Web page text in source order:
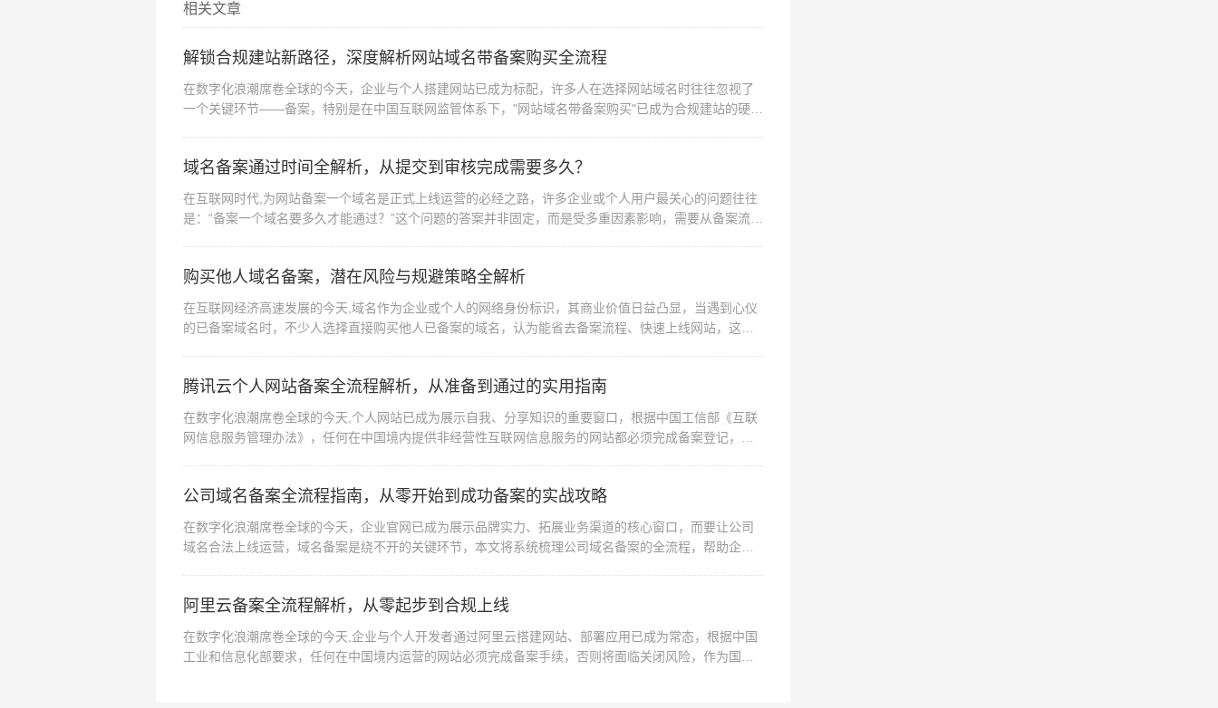
相关文章
解锁合规建站新路径，深度解析网站域名带备案购买全流程
在数字化浪潮席卷全球的今天，企业与个人搭建网站已成为标配，许多人在选择网站域名时往往忽视了
一个关键环节——备案，特别是在中国互联网监管体系下，"网站域名带备案购买"已成为合规建站的硬性
域名备案通过时间全解析，从提交到审核完成需要多久？
在互联网时代,为网站备案一个域名是正式上线运营的必经之路，许多企业或个人用户最关心的问题往往
是：“备案一个域名要多久才能通过？”这个问题的答案并非固定，而是受多重因素影响，需要从备案流
购买他人域名备案，潜在风险与规避策略全解析
在互联网经济高速发展的今天,域名作为企业或个人的网络身份标识，其商业价值日益凸显，当遇到心仪
的已备案域名时，不少人选择直接购买他人已备案的域名，认为能省去备案流程、快速上线网站，这种
腾讯云个人网站备案全流程解析，从准备到通过的实用指南
在数字化浪潮席卷全球的今天,个人网站已成为展示自我、分享知识的重要窗口，根据中国工信部《互联
网信息服务管理办法》，任何在中国境内提供非经营性互联网信息服务的网站都必须完成备案登记，作
公司域名备案全流程指南，从零开始到成功备案的实战攻略
在数字化浪潮席卷全球的今天，企业官网已成为展示品牌实力、拓展业务渠道的核心窗口，而要让公司
域名合法上线运营，域名备案是绕不开的关键环节，本文将系统梳理公司域名备案的全流程，帮助企业
阿里云备案全流程解析，从零起步到合规上线
在数字化浪潮席卷全球的今天,企业与个人开发者通过阿里云搭建网站、部署应用已成为常态，根据中国
工业和信息化部要求，任何在中国境内运营的网站必须完成备案手续，否则将面临关闭风险，作为国内